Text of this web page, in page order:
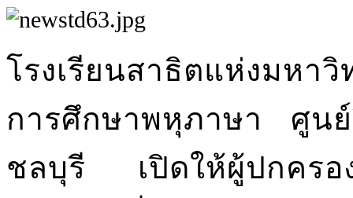
โรงเรียนสาธิตแห่งมห
การศึกษาพหุภาษา ศูน
ชลบุรี เปิดให้ผู้ปกครอง